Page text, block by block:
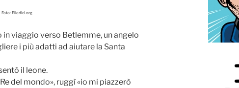
Foto: Elledici.org
in viaggio verso Betlemme, un angelo
i più adatti ad aiutare la Santa
il leone.
del mondo», ruggì «io mi piazzerò